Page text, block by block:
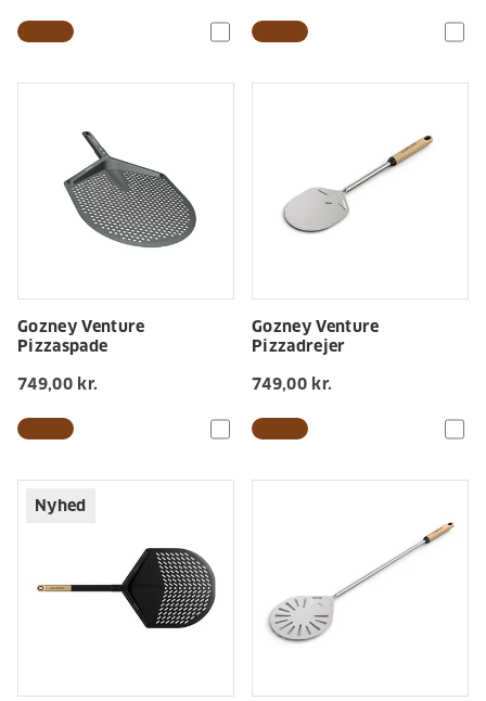
Gozney Venture
Pizzaspade
749,00 kr.
Gozney Venture
Pizzadrejer
749,00 kr.
Nyhed